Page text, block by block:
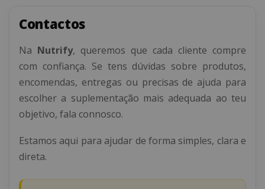
Contactos
Na Nutrify, queremos que cada cliente compre
com confiança. Se tens dúvidas sobre produtos,
encomendas, entregas ou precisas de ajuda para
escolher a suplementação mais adequada ao teu
objetivo, fala connosco.
Estamos aqui para ajudar de forma simples, clara e
direta.